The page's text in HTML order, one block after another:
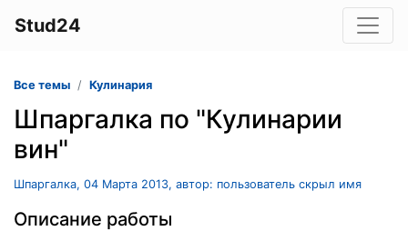
Stud24
Все темы Кулинария
Шпаргалка по "Кулинарии
вин"
Шпаргалка, 04 Марта 2013, автор: пользователь скрыл имя
Описание работы